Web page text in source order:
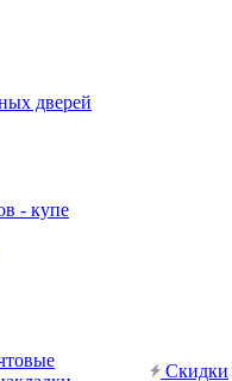
дверей
- купе
Скидки